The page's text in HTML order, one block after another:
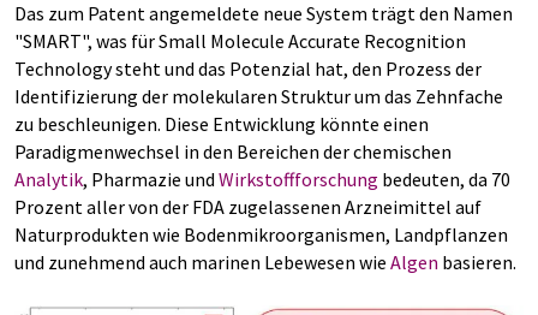
Das zum Patent angemeldete neue System trägt den Namen
"SMART", was für Small Molecule Accurate Recognition
Technology steht und das Potenzial hat, den Prozess der
Identifizierung der molekularen Struktur um das Zehnfache
zu beschleunigen. Diese Entwicklung könnte einen
Paradigmenwechsel in den Bereichen der chemischen
Analytik, Pharmazie und Wirkstoffforschung bedeuten, da 70
Prozent aller von der FDA zugelassenen Arzneimittel auf
Naturprodukten wie Bodenmikroorganismen, Landpflanzen
und zunehmend auch marinen Lebewesen wie Algen basieren.